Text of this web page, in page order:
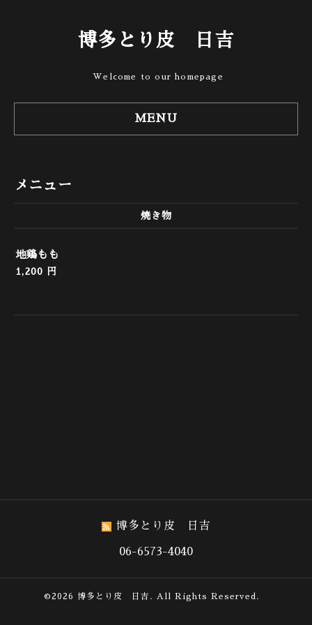
博多とり皮 日吉
Welcome to our homepage
MENU
メニュー
焼き物
地鶏もも
1,200 円
博多とり皮 日吉
06-6573-4040
©2026 博多とり皮 日吉 . All Rights Reserved.